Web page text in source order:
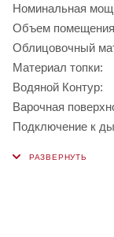
Номинальная
Объем
Облицовочный
Материал топки:
Водяной Контур:
Варочная
Подключение к